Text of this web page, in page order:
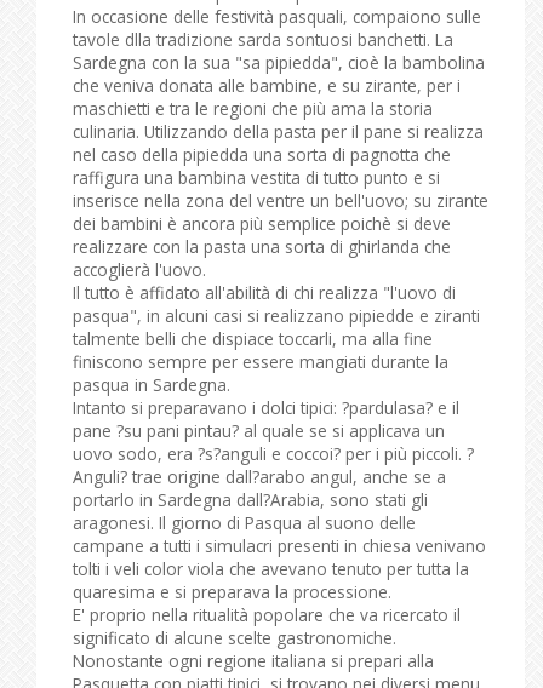
In occasione delle festività pasquali, compaiono sulle
tavole dlla tradizione sarda sontuosi banchetti. La
Sardegna con la sua "sa pipiedda", cioè la bambolina
che veniva donata alle bambine, e su zirante, per i
maschietti e tra le regioni che più ama la storia
culinaria. Utilizzando della pasta per il pane si realizza
nel caso della pipiedda una sorta di pagnotta che
raffigura una bambina vestita di tutto punto e si
inserisce nella zona del ventre un bell'uovo; su zirante
dei bambini è ancora più semplice poichè si deve
realizzare con la pasta una sorta di ghirlanda che
accoglierà l'uovo.
Il tutto è affidato all'abilità di chi realizza "l'uovo di
pasqua", in alcuni casi si realizzano pipiedde e ziranti
talmente belli che dispiace toccarli, ma alla fine
finiscono sempre per essere mangiati durante la
pasqua in Sardegna.
Intanto si preparavano i dolci tipici: ?pardulasa? e il
pane ?su pani pintau? al quale se si applicava un
uovo sodo, era ?s?anguli e coccoi? per i più piccoli. ?
Anguli? trae origine dall?arabo angul, anche se a
portarlo in Sardegna dall?Arabia, sono stati gli
aragonesi. Il giorno di Pasqua al suono delle
campane a tutti i simulacri presenti in chiesa venivano
tolti i veli color viola che avevano tenuto per tutta la
quaresima e si preparava la processione.
E' proprio nella ritualità popolare che va ricercato il
significato di alcune scelte gastronomiche.
Nonostante ogni regione italiana si prepari alla